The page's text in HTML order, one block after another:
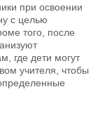
при освоении
с целью
того, после
где дети могут
учителя, чтобы